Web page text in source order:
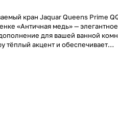
кран Jaquar Queens Prime
«Античная медь» —
для вашей ванной
тёплый акцент и обеспечивает